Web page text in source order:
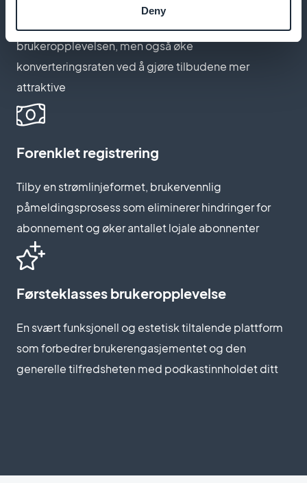
Deny
mystiske temaet i podkastene dine. Dybdegående
brukeropplevelsen, men også øke
konverteringsraten ved å gjøre tilbudene mer
attraktive
Forenklet registrering
Tilby en strømlinjeformet, brukervennlig
påmeldingsprosess som eliminerer hindringer for
abonnement og øker antallet lojale abonnenter
Førsteklasses brukeropplevelse
En svært funksjonell og estetisk tiltalende plattform
som forbedrer brukerengasjementet og den
generelle tilfredsheten med podkastinnholdet ditt